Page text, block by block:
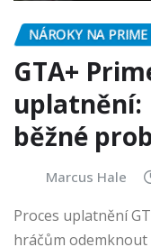
NÁROKY NA
GTA+
uplatnění:
běžné
Marcus Hale
Proces uplatnění
hráčům